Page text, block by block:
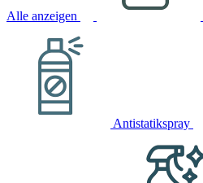
Alle anzeigen
Antistatikspray